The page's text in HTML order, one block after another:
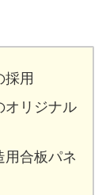
採用
オリジナル
用合板パネ